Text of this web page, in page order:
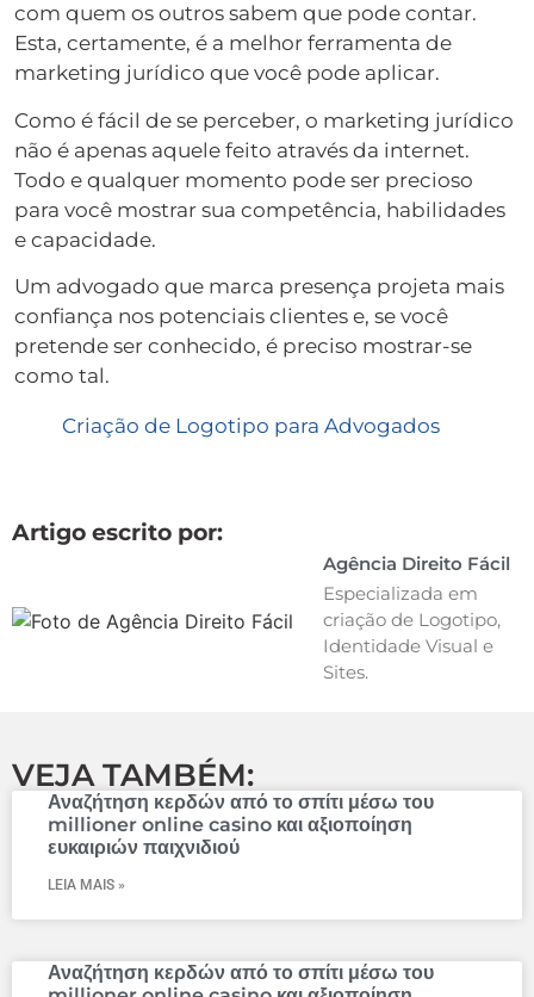
com quem os outros sabem que pode contar.
Esta, certamente, é a melhor ferramenta de
marketing jurídico que você pode aplicar.
Como é fácil de se perceber, o marketing jurídico
não é apenas aquele feito através da internet.
Todo e qualquer momento pode ser precioso
para você mostrar sua competência, habilidades
e capacidade.
Um advogado que marca presença projeta mais
confiança nos potenciais clientes e, se você
pretende ser conhecido, é preciso mostrar-se
como tal.
Criação de Logotipo para Advogados
Artigo escrito por:
Agência Direito Fácil
Especializada em
criação de Logotipo,
Identidade Visual e
Sites.
VEJA TAMBÉM:
Αναζήτηση κερδών από το σπίτι μέσω του
millioner online casino και αξιοποίηση
ευκαιριών παιχνιδιού
LEIA MAIS »
Αναζήτηση κερδών από το σπίτι μέσω του